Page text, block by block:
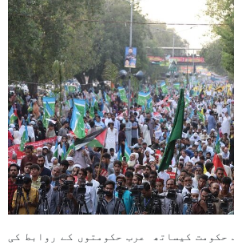
حکومت کیساتھ عرب حکومتوں کے روابط کی